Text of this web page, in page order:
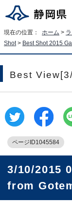
現在の位置： ホーム >
Shot> Best Shot 2015
Best
ページID1045584
3/10/2015
from